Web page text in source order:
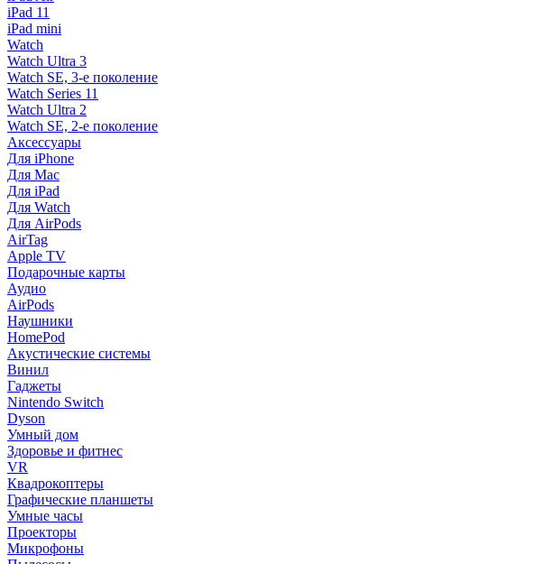
iPad 11
iPad mini
Watch
Watch Ultra 3
Watch SE, 3-е поколение
Watch Series 11
Watch Ultra 2
Watch SE, 2-е поколение
Аксессуары
Для iPhone
Для Mac
Для iPad
Для Watch
Для AirPods
AirTag
Apple TV
Подарочные карты
Аудио
AirPods
Наушники
HomePod
Акустические системы
Винил
Гаджеты
Nintendo Switch
Dyson
Умный дом
Здоровье и фитнес
VR
Квадрокоптеры
Графические планшеты
Умные часы
Проекторы
Микрофоны